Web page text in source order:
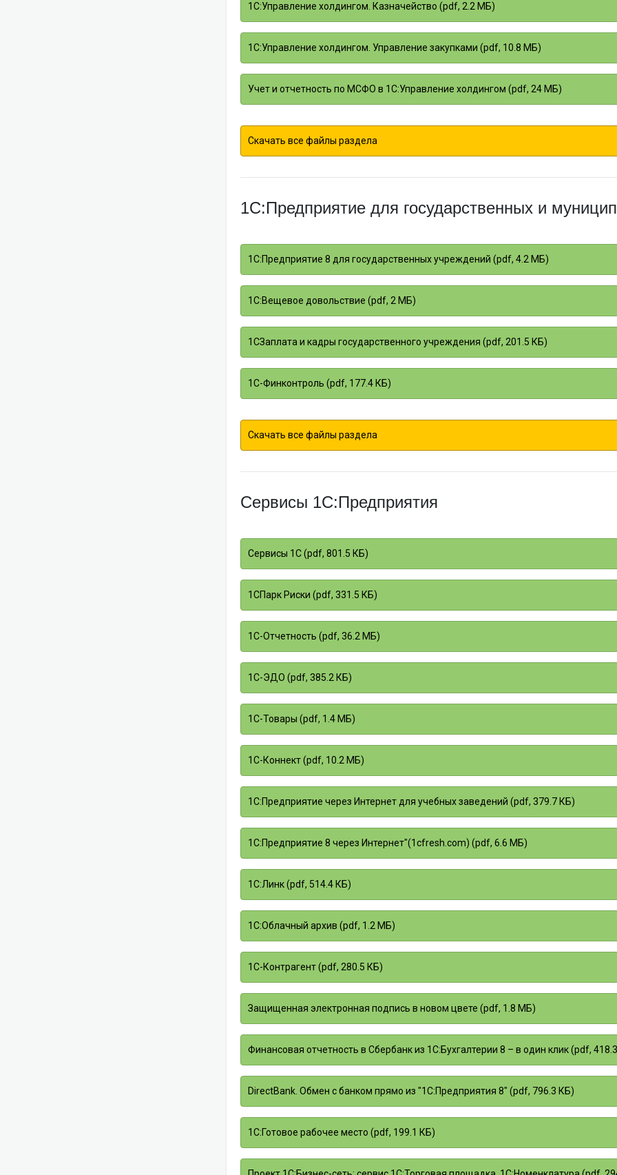
1С:Управление холдингом. Казначейство (pdf, 2.2 МБ)
1С:Управление холдингом. Управление закупками (pdf, 10.8 МБ)
Учет и отчетность по МСФО в 1С:Управление холдингом (pdf, 24 МБ)
Скачать все файлы раздела
1С:Предприятие для государственных и
1С:Предприятие 8 для государственных учреждений (pdf, 4.2 МБ)
1С:Вещевое довольствие (pdf, 2 МБ)
1СЗаплата и кадры государственного учреждения (pdf, 201.5 КБ)
1С-Финконтроль (pdf, 177.4 КБ)
Скачать все файлы раздела
Сервисы 1С:Предприятия
Сервисы 1С (pdf, 801.5 КБ)
1СПарк Риски (pdf, 331.5 КБ)
1С-Отчетность (pdf, 36.2 МБ)
1С-ЭДО (pdf, 385.2 КБ)
1С-Товары (pdf, 1.4 МБ)
1С-Коннект (pdf, 10.2 МБ)
1С:Предприятие через Интернет для учебных заведений (pdf, 379.7 КБ)
1С:Предприятие 8 через Интернет"(1cfresh.com) (pdf, 6.6 МБ)
1С:Линк (pdf, 514.4 КБ)
1С:Облачный архив (pdf, 1.2 МБ)
1С-Контрагент (pdf, 280.5 КБ)
Защищенная электронная подпись в новом цвете (pdf, 1.8 МБ)
Финансовая отчетность в Сбербанк из 1С:Бухгалтерии 8 – в один клик (pdf,
DirectBank. Обмен с банком прямо из "1С:Предприятия 8" (pdf, 796.3 КБ)
1С:Готовое рабочее место (pdf, 199.1 КБ)